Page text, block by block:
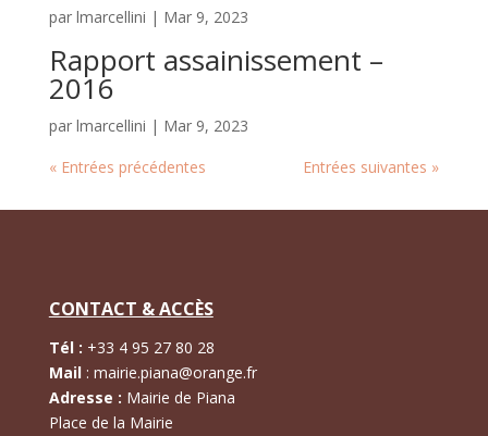
par lmarcellini | Mar 9, 2023
Rapport assainissement –
2016
par lmarcellini | Mar 9, 2023
« Entrées précédentes
Entrées suivantes »
CONTACT & ACCÈS
Tél : +33 4 95 27 80 28
Mail: mairie.piana@orange.fr
Adresse : Mairie de Piana
Place de la Mairie